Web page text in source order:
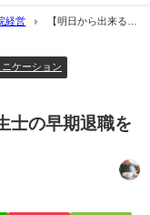
経営
【明日から出来る】
ケーション
士の早期退職を